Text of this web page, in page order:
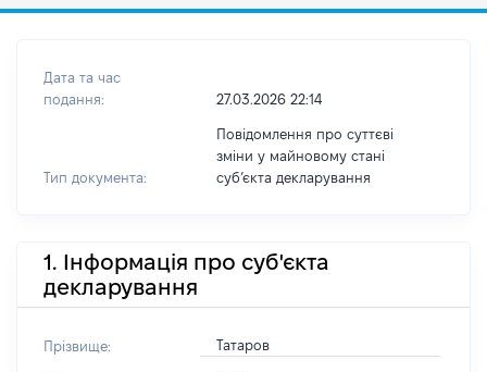
Дата та час
подання:
27.03.2026 22:14
Тип документа:
Повідомлення про суттєві
зміни у майновому стані
субʼєкта декларування
1. Інформація про суб'єкта
декларування
Прізвище: Татаров